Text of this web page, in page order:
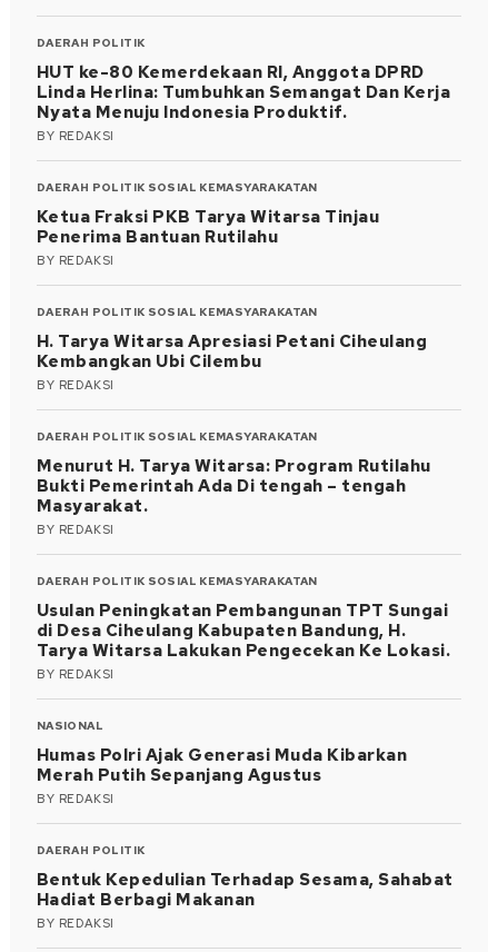
DAERAH POLITIK
HUT ke-80 Kemerdekaan RI, Anggota DPRD
Linda Herlina: Tumbuhkan Semangat Dan Kerja
Nyata Menuju Indonesia Produktif.
BY REDAKSI
DAERAH POLITIK SOSIAL KEMASYARAKATAN
Ketua Fraksi PKB Tarya Witarsa Tinjau
Penerima Bantuan Rutilahu
BY REDAKSI
DAERAH POLITIK SOSIAL KEMASYARAKATAN
H. Tarya Witarsa Apresiasi Petani Ciheulang
Kembangkan Ubi Cilembu
BY REDAKSI
DAERAH POLITIK SOSIAL KEMASYARAKATAN
Menurut H. Tarya Witarsa: Program Rutilahu
Bukti Pemerintah Ada Di tengah – tengah
Masyarakat.
BY REDAKSI
DAERAH POLITIK SOSIAL KEMASYARAKATAN
Usulan Peningkatan Pembangunan TPT Sungai
di Desa Ciheulang Kabupaten Bandung, H.
Tarya Witarsa Lakukan Pengecekan Ke Lokasi.
BY REDAKSI
NASIONAL
Humas Polri Ajak Generasi Muda Kibarkan
Merah Putih Sepanjang Agustus
BY REDAKSI
DAERAH POLITIK
Bentuk Kepedulian Terhadap Sesama, Sahabat
Hadiat Berbagi Makanan
BY REDAKSI